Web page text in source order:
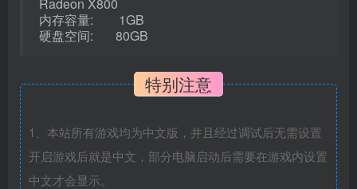
内存容量: 1GB
硬盘空间: 80GB
特别注意
1、本站所有游戏均为中文版，并且经过调试后无需设置
开启游戏后就是中文，部分电脑启动后需要在游戏内设置
中文才会显示。